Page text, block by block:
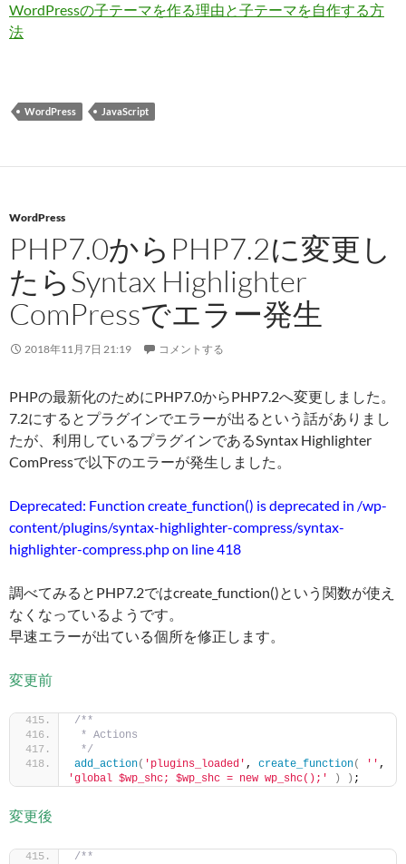
WordPressの子テーマを作る理由と子テーマを自作する方
法
WordPress JavaScript
WordPress
PHP7.0からPHP7.2に変更し
たらSyntax Highlighter
ComPressでエラー発生
2018年11月7日 21:19 コメントする
PHPの最新化のためにPHP7.0からPHP7.2へ変更しました。
7.2にするとプラグインでエラーが出るという話がありまし
たが、利用しているプラグインであるSyntax Highlighter
ComPressで以下のエラーが発生しました。
Deprecated: Function create_function() is deprecated in /wp-
content/plugins/syntax-highlighter-compress/syntax-
highlighter-compress.php on line 418
調べてみるとPHP7.2ではcreate_function()という関数が使え
なくなっているようです。
早速エラーが出ている個所を修正します。
変更前
/**
* Actions
*/
add_action( 'plugins_loaded' , create_function( ''
'global $wp_shc; $wp_shc = new wp_shc();'
) ) ;
変更後
/**